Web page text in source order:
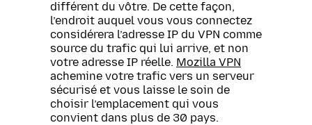
différent du vôtre. De cette façon,
l’endroit auquel vous vous connectez
considérera l’adresse IP du VPN comme
source du trafic qui lui arrive, et non
votre adresse IP réelle. Mozilla VPN
achemine votre trafic vers un serveur
sécurisé et vous laisse le soin de
choisir l’emplacement qui vous
convient dans plus de 30 pays.